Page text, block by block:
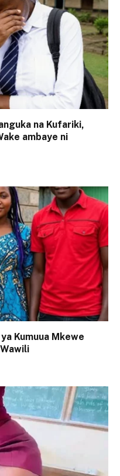
na Kufariki,
ambaye ni
Kumuua Mkewe